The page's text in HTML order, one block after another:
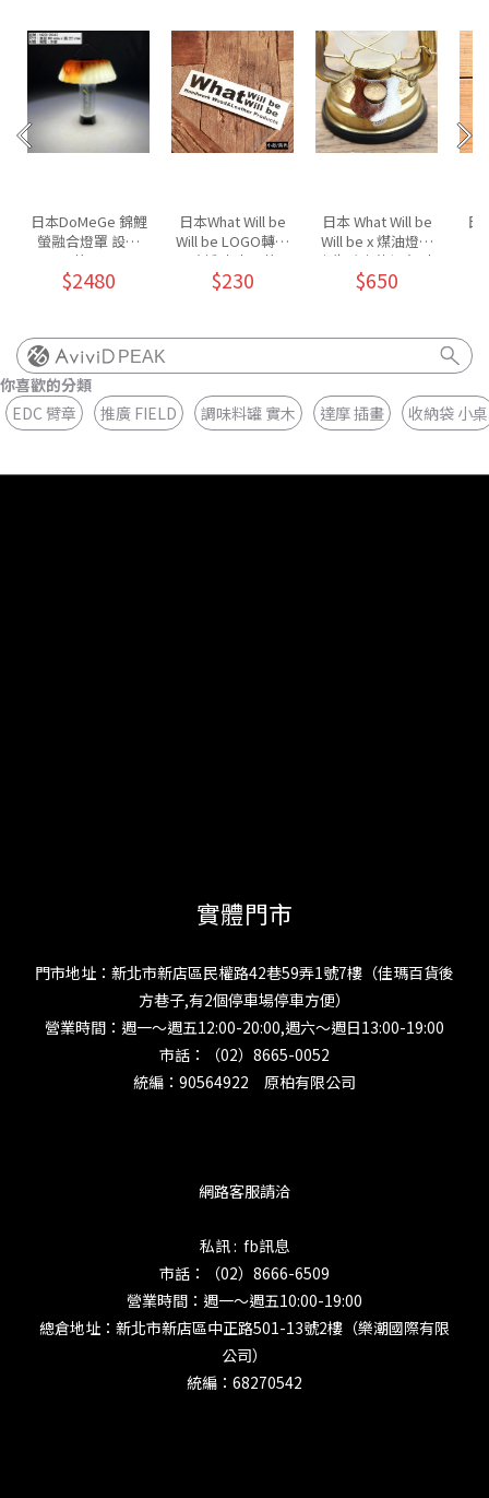
日本DoMeGe 錦鯉
螢融合燈罩 設計
款/M
$2480
日本What Will be
Will be LOGO轉印
貼紙 大小兩款
$230
日本 What Will be
Will be x 煤油燈油
壺牛毛皮革領套-小
$650
日
PEAK
你喜歡的分類
EDC 臂章
推廣 FIELD 調味料罐 實木 達摩 插畫 收納袋 小桌
實體門市
門市地址：新北市新店區民權路42巷59弄1號7樓（佳瑪百貨後
方巷子,有2個停車場停車方便）
營業時間：週一～週五12:00-20:00,週六～週日13:00-19:00
市話：（02）8665-0052
統編：90564922 原柏有限公司
網路客服請洽
私訊 : fb訊息
市話：（02）8666-6509
營業時間：週一～週五10:00-19:00
總倉地址：新北市新店區中正路501-13號2樓（樂潮國際有限
公司）
統編：68270542